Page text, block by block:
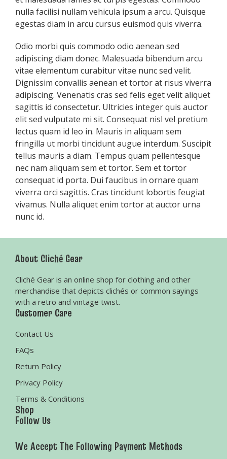
nulla facilisi nullam vehicula ipsum a arcu. Quisque
egestas diam in arcu cursus euismod quis viverra.
Odio morbi quis commodo odio aenean sed
adipiscing diam donec. Malesuada bibendum arcu
vitae elementum curabitur vitae nunc sed velit.
Dignissim convallis aenean et tortor at risus viverra
adipiscing. Venenatis cras sed felis eget velit aliquet
sagittis id consectetur. Ultricies integer quis auctor
elit sed vulputate mi sit. Consequat nisl vel pretium
lectus quam id leo in. Mauris in aliquam sem
fringilla ut morbi tincidunt augue interdum. Suscipit
tellus mauris a diam. Tempus quam pellentesque
nec nam aliquam sem et tortor. Sem et tortor
consequat id porta. Dui faucibus in ornare quam
viverra orci sagittis. Cras tincidunt lobortis feugiat
vivamus. Nulla aliquet enim tortor at auctor urna
nunc id.
About Cliché Gear
Cliché Gear is an online shop for clothing and other
merchandise that depicts clichés or common sayings
with a retro and vintage twist.
Customer Care
Contact Us
FAQs
Return Policy
Privacy Policy
Terms & Conditions
Shop
Follow Us
We Accept The Following Payment Methods